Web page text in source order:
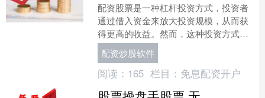
配资股票是一种杠杆投资方式，投资者
通过借入资金来放大投资规模，从而获
得更高的收益。然而，这种投资方式也
伴随着一定的风险。 * **查询平台资
质：**核实平台是否....
配资炒股软件
阅读： 165 栏目： 免息配资开户